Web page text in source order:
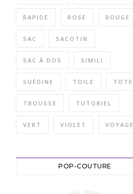
RAPIDE ROSE ROUGE
SAC SACOTIN
SAC À DOS SIMILI
SUÉDINE TOILE TOTE
TROUSSE TUTORIEL
VERT VIOLET VOYAGE
POP-COUTURE